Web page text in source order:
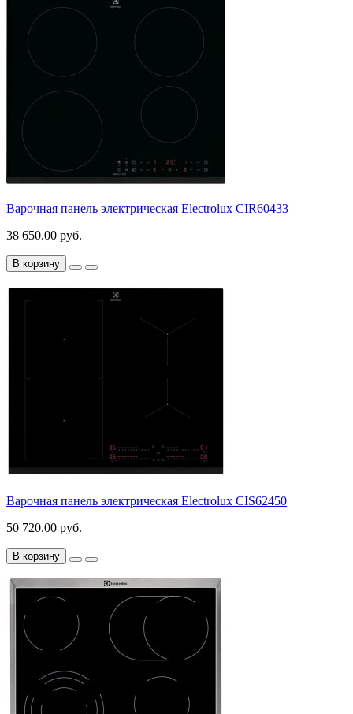
Варочная панель электрическая Electrolux CIR60433
38 650.00 руб.
В корзину
Варочная панель электрическая Electrolux CIS62450
50 720.00 руб.
В корзину